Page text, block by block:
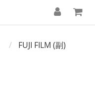
FUJI FILM (副)